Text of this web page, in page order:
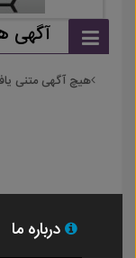
آگهی
هیچ آگهی متنی
درباره ما